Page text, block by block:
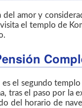
amor y
el templo de
el segundo
tras el paso por la
del horario de